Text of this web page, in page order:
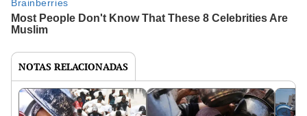
NOTAS RELACIONADAS